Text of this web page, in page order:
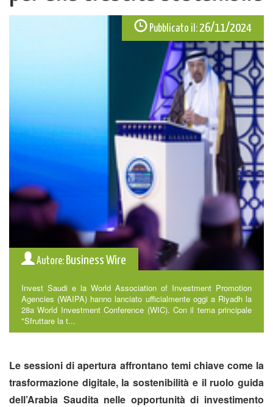
Pubblicato il:26/11/2024
Autore: Business Wire
Invest Saudi e la World Association of Investment Promotion
Agencies (WAIPA) hanno lanciato ufficialmente oggi a Riyadh la
28a World Investment Conference (WIC). Con il tema principale
"Sfruttare la t...
Le sessioni di apertura affrontano temi chiave come la
trasformazione digitale, la sostenibilità e il ruolo guida
dell’Arabia Saudita nelle opportunità di investimento